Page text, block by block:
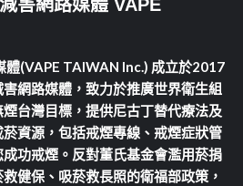
害網路媒體 VAPE
體(VAPE TAIWAN Inc.) 成立於2017
網路媒體，致力於推廣世界衛生組
台灣目標，提供尼古丁替代療法及
資源，包括戒煙專線、戒煙症狀管
功戒煙。反對董氏基金會濫用菸捐
健保、吸菸救長照的衛福部政策，